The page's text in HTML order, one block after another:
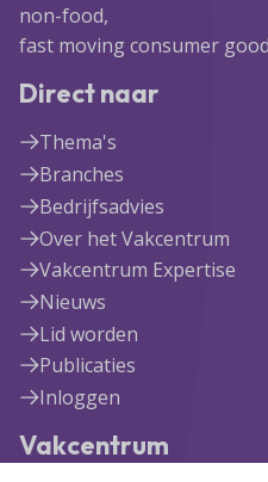
non-food,
fast moving consumer
Direct naar
Thema's
Branches
Bedrijfsadvies
Over het Vakcentrum
Vakcentrum Expertise
Nieuws
Lid worden
Publicaties
Inloggen
Vakcentrum